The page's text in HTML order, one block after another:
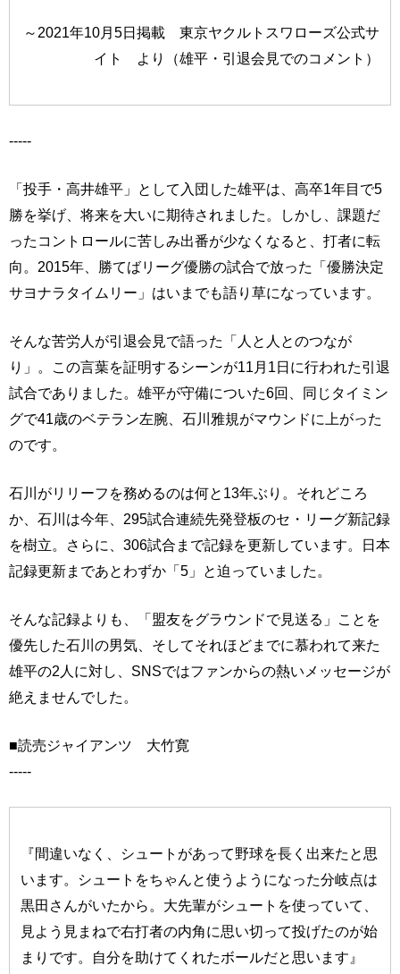
～2021年10月5日掲載 東京ヤクルトスワローズ公式サ
イト より（雄平・引退会見でのコメント）
-----
「投手・高井雄平」として入団した雄平は、高卒1年目で5
勝を挙げ、将来を大いに期待されました。しかし、課題だ
ったコントロールに苦しみ出番が少なくなると、打者に転
向。2015年、勝てばリーグ優勝の試合で放った「優勝決定
サヨナラタイムリー」はいまでも語り草になっています。
そんな苦労人が引退会見で語った「人と人とのつなが
り」。この言葉を証明するシーンが11月1日に行われた引退
試合でありました。雄平が守備についた6回、同じタイミン
グで41歳のベテラン左腕、石川雅規がマウンドに上がった
のです。
石川がリリーフを務めるのは何と13年ぶり。それどころ
か、石川は今年、295試合連続先発登板のセ・リーグ新記録
を樹立。さらに、306試合まで記録を更新しています。日本
記録更新まであとわずか「5」と迫っていました。
そんな記録よりも、「盟友をグラウンドで見送る」ことを
優先した石川の男気、そしてそれほどまでに慕われて来た
雄平の2人に対し、SNSではファンからの熱いメッセージが
絶えませんでした。
■読売ジャイアンツ 大竹寛
-----
『間違いなく、シュートがあって野球を長く出来たと思
います。シュートをちゃんと使うようになった分岐点は
黒田さんがいたから。大先輩がシュートを使っていて、
見よう見まねで右打者の内角に思い切って投げたのが始
まりです。自分を助けてくれたボールだと思います』